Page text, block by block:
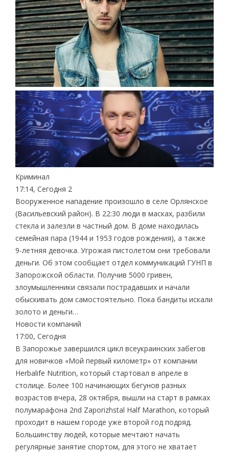
Криминал
17:14, Сегодня 2
Вооруженное нападение произошло в селе Орлянское
(Васильевский район). В 22:30 люди в масках, разбили
стекла и залезли в частный дом. В доме находилась
семейная пара (1944 и 1953 годов рождения), а также
9-летняя девочка. Угрожая пистолетом они требовали
деньги. Об этом сообщает отдел коммуникаций ГУНП в
Запорожской области. Получив 5000 гривен,
злоумышленники связали пострадавших и начали
обыскивать дом самостоятельно. Пока бандиты искали
золото и деньги…
Новости компаний
17:00, Сегодня
В Запорожье завершился цикл всеукраинских забегов
для новичков «Мой первый километр» от компании
Herbalife Nutrition, который стартовал в апреле в
столице. Более 100 начинающих бегунов разных
возрастов вчера, 28 октября, вышли на старт в рамках
полумарафона 2nd Zaporizhstal Half Marathon, который
проходит в нашем городе уже второй год подряд.
Большинству людей, которые мечтают начать
регулярные занятие спортом, для этого не хватает